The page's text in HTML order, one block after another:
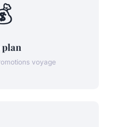
plan
voyage